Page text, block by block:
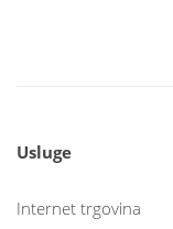
Usluge
Internet trgovina